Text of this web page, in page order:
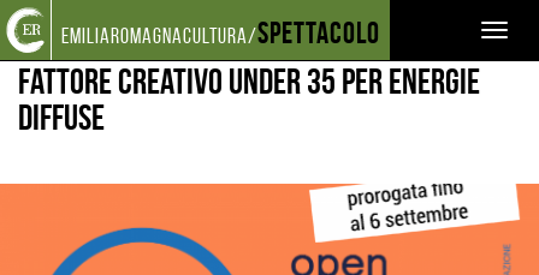
Torna
alla
home
page
Cerca
nel
sito
Salta
ai
contenuti
Salta
al
menu
principale
emiliaromagnacultura/Spettacolo
EVENTI E NEWS NOTIZIE FATTORE CREATIVO UNDER 35 PER ENERGIE DIFFUSE
Fattore Creativo under 35 per EnERgie
Diffuse